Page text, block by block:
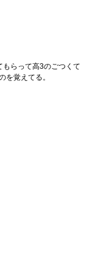
らって高3のごつくて
を覚えてる。